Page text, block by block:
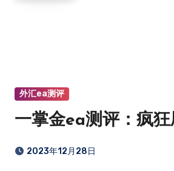
外汇ea测评
一掌金ea测评：疯狂
2023年12月28日